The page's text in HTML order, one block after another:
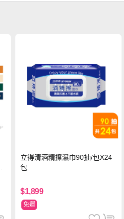
立得清酒精擦濕巾90抽/包X24
包
$1,899
免運